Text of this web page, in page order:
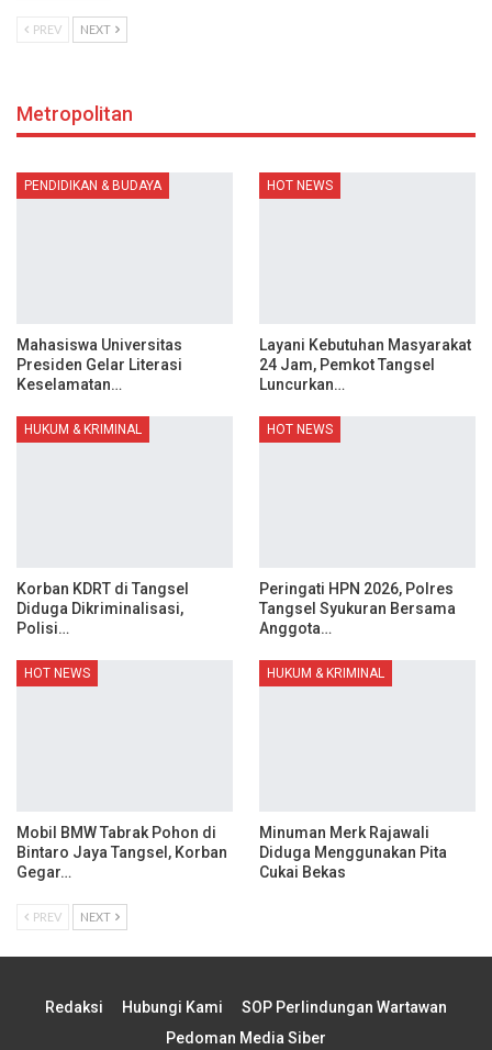
PREV NEXT
Metropolitan
PENDIDIKAN & BUDAYA
Mahasiswa Universitas
Presiden Gelar Literasi
Keselamatan…
HOT NEWS
Layani Kebutuhan Masyarakat
24 Jam, Pemkot Tangsel
Luncurkan…
HUKUM & KRIMINAL
Korban KDRT di Tangsel
Diduga Dikriminalisasi,
Polisi…
HOT NEWS
Peringati HPN 2026, Polres
Tangsel Syukuran Bersama
Anggota…
HOT NEWS
Mobil BMW Tabrak Pohon di
Bintaro Jaya Tangsel, Korban
Gegar…
HUKUM & KRIMINAL
Minuman Merk Rajawali
Diduga Menggunakan Pita
Cukai Bekas
PREV NEXT
Redaksi Hubungi Kami
SOP Perlindungan Wartawan
Pedoman Media Siber